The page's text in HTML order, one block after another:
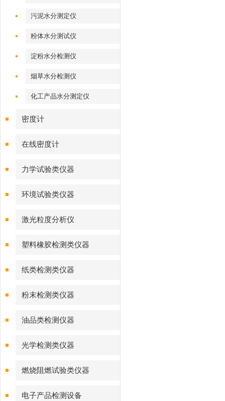
污泥水分测定仪
粉体水分测试仪
淀粉水分检测仪
烟草水分检测仪
化工产品水分测定仪
密度计
在线密度计
力学试验类仪器
环境试验类仪器
激光粒度分析仪
塑料橡胶检测类仪器
纸类检测类仪器
粉末检测类仪器
油品类检测仪器
光学检测类仪器
燃烧阻燃试验类仪器
电子产品检测设备